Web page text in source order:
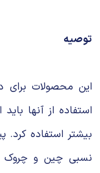
توصیه
این محصولات
بیشتر استفاده کرد.
نسبی چین و چروک